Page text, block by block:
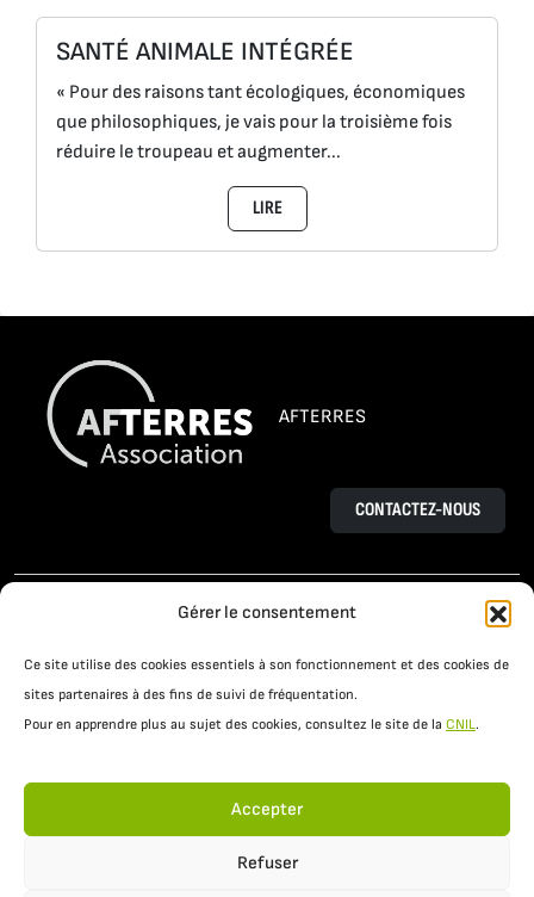
Gérer le consentement
Ce site utilise des cookies essentiels à son fonctionnement et des cookies de
sites partenaires à des fins de suivi de fréquentation.
Pour en apprendre plus au sujet des cookies, consultez le site de la CNIL.
Accepter
Refuser
SANTÉ ANIMALE INTÉGRÉE
« Pour des raisons tant écologiques, économiques
que philosophiques, je vais pour la troisième fois
réduire le troupeau et augmenter...
LIRE
AFTERRES
CONTACTEZ-NOUS
L’AGROÉCOLOGIE
LE PROJET OSAÉ
PRATIQUES AGROÉCOLOGIQUES
RESSOURCES